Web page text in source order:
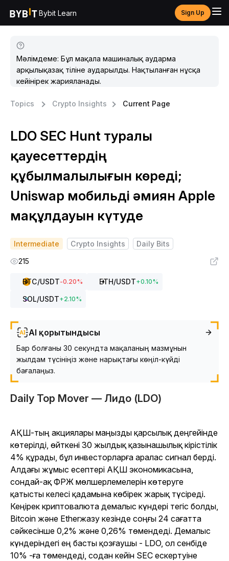
Bybit Learn Sign Up
Мәлімдеме: Бұл мақала машиналық аударма
арқылықазақ тіліне аударылды. Нақтыланған нұсқа
кейінірек жарияланады.
Topics Crypto Insights Current Page
LDO SEC Hunt туралы
қауесеттердің
құбылмалылығын көреді;
Uniswap мобильді әмиян Apple
мақұлдауын күтуде
Intermediate Crypto Insights
Daily Bits
215
BTC/USDT-0.20% ETH/USDT+0.10%
SOL/USDT+2.10%
AI қорытындысы
Бар болғаны 30 секундта мақаланың мазмұнын
жылдам түсініңіз және нарықтағы көңіл-күйді
бағалаңыз.
Daily Top Mover — Лидо (LDO)
АҚШ-тың акциялары маңызды қарсылық деңгейінде
көтерілді, өйткені 30 жылдық қазынашылық кірістілік
4% құрады, бұл инвесторларға аралас сигнал берді.
Алдағы жұмыс есептері АҚШ экономикасына,
сондай-ақ ФРЖ мөлшерлемелерін көтеруге
қатысты келесі қадамына көбірек жарық түсіреді.
Кеңірек криптовалюта демалыс күндері тегіс болды,
Bitcoin және Etherжазу кезінде соңғы 24 сағатта
сәйкесінше 0,2% және 0,26% төмендеді. Демалыс
күндеріндегі ең басты қозғаушы - LDO, ол сенбіде
10% -ға төмендеді, содан кейін SEC ескертуіне